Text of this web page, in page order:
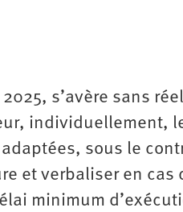
s’avère sans
individuellement,
sous le
et verbaliser en cas
minimum